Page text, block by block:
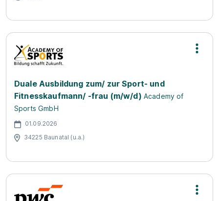
Duale Ausbildung zum/ zur Sport- und
Fitnesskaufmann/ -frau (m/w/d) Academy of
Sports GmbH
01.09.2026
34225 Baunatal (u.a.)